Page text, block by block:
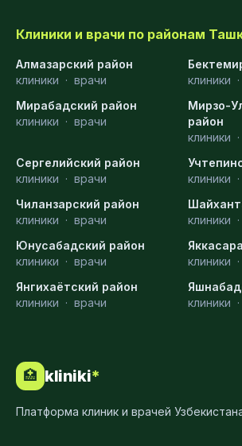
Клиники и врачи по районам
Алмазарский район
клиники · врачи
клиники ·
Мирабадский район
клиники · врачи
Мирзо-
район
клиники ·
Сергелийский район
клиники · врачи
клиники ·
Чиланзарский район
клиники · врачи
клиники ·
Юнусабадский район
клиники · врачи
клиники ·
Янгихаётский район
клиники · врачи
клиники ·
🏥 kliniki*
Платформа клиник и врачей